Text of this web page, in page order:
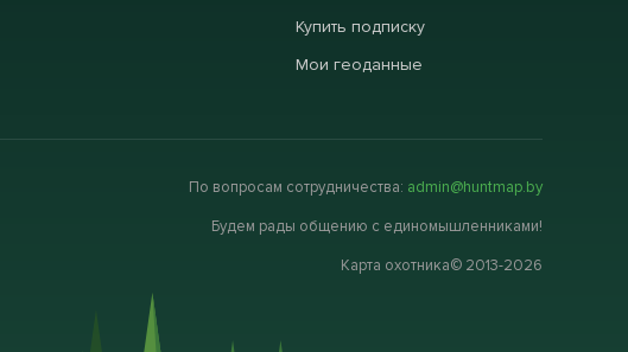
Купить подписку
Мои геоданные
По вопросам сотрудничества: admin@huntmap.by
Будем рады общению с единомышленниками!
Карта охотника© 2013-2026